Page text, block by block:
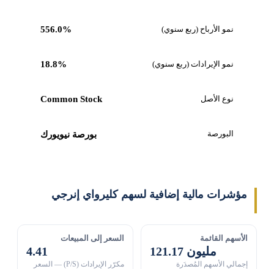
نمو الأرباح (ربع سنوي) 556.0%
نمو الإيرادات (ربع سنوي) 18.8%
نوع الأصل Common Stock
البورصة بورصة نيويورك
مؤشرات مالية إضافية لسهم كليرواي إنرجي
الأسهم القائمة
121.17 مليون
إجمالي الأسهم المُصدَرة
السعر إلى المبيعات
4.41
مكرّر الإيرادات (P/S) — السعر